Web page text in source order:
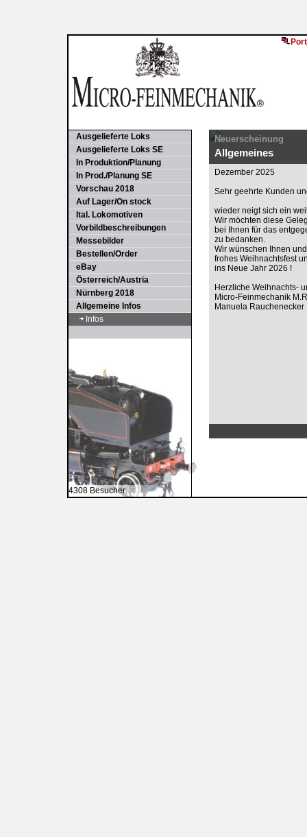
Ausgelieferte Loks
Ausgelieferte Loks SE
In Produktion/Planung
In Prod./Planung SE
Vorschau 2018
Auf Lager/On stock
Ital. Lokomotiven
Vorbildbeschreibungen
Messebilder
Bestellen/Order
eBay
Österreich/Austria
Nürnberg 2018
Allgemeine Infos
Infos
Neuerscheinung
Allgemeines
Dezember 2025
Sehr geehrte Kunden
wieder neigt sich ein
Wir möchten diese
bei Ihnen für das
zu bedanken.
Wir wünschen Ihnen
frohes Weihnachtsfest
ins Neue Jahr 2026 !
Herzliche Weihnachts-
Micro-Feinmechanik
Manuela Rauchenecker
4308 Besucher